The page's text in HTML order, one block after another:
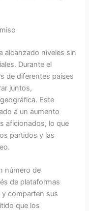
alcanzado niveles sin
Durante el
de diferentes países
juntos,
Este
a un aumento
aficionados, lo que
partidos y las
número de
de plataformas
comparten sus
que los